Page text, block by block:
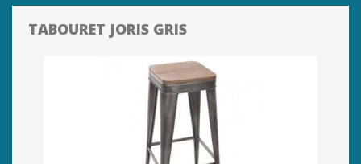
TABOURET JORIS GRIS